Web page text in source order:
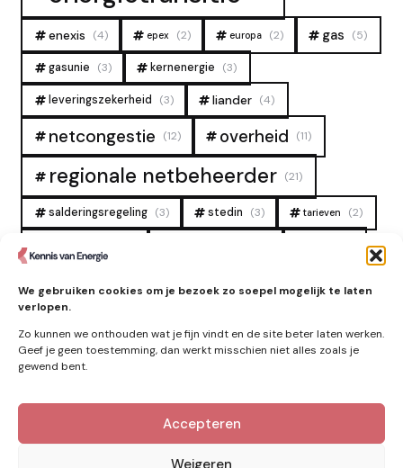
We gebruiken cookies om je bezoek zo soepel mogelijk te laten
verlopen.
Zo kunnen we onthouden wat je fijn vindt en de site beter laten werken.
Geef je geen toestemming, dan werkt misschien niet alles zoals je
gewend bent.
Accepteren
Weigeren
enexis (4) epex (2) europa (2) gas (5)
gasunie (3) kernenergie (3)
leveringszekerheid (3) liander (4)
netcongestie (12) overheid (11)
regionale netbeheerder (21)
salderingsregeling (3) stedin (3) tarieven (2)
tennet
zonne-energie (9)
Kennis van Energie in je mailbox?
Abonner op nieuwe artikelen.